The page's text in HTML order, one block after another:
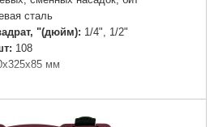
сталь
"(дюйм): 1/4", 1/2"
108
мм